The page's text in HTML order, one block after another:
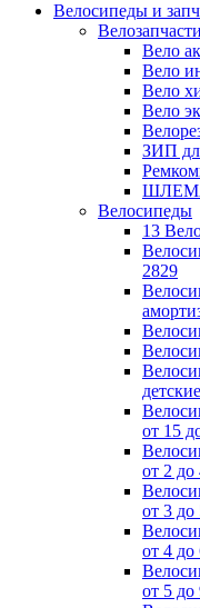
Велосипеды и
Велозапчасти
Вело
Вело
Вело
Вело
ЗИП
Велосипеды
13
2829
от 15
от 2 до
от 3 до
от 4 до
от 5 до